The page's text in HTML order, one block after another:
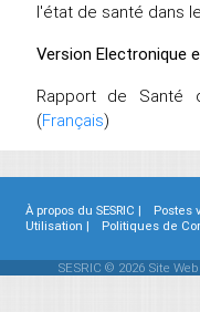
l'état de santé dans
Version Electronique
Rapport de
(Français)
À propos du SESRIC | Postes
Utilisation |
Politiques de
SESRIC © 2026 Site